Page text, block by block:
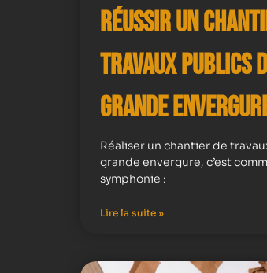
Réussir un
Travaux Publics
Grande
Réaliser un chantier de
grande envergure, c’est
symphonie :
Lire la suite »